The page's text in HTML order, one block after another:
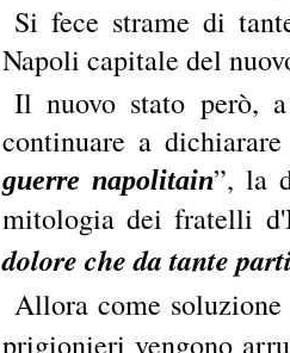
Si fece strame di
Napoli capitale del
Il nuovo stato però,
continuare a
guerre napolitain”, la
mitologia dei fratelli
dolore che da tante
Allora come
prigionieri vengono